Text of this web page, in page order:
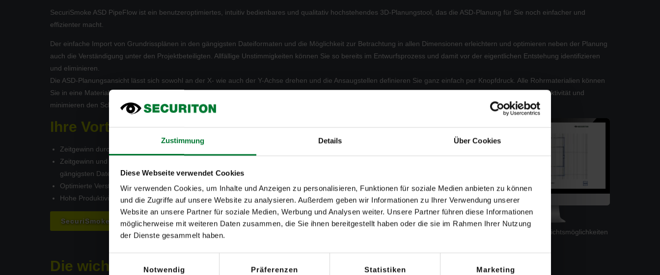
Zustimmung Details Über Cookies
Diese Webseite verwendet Cookies
Wir verwenden Cookies, um Inhalte und Anzeigen zu personalisieren, Funktionen für soziale Medien anbieten zu können
und die Zugriffe auf unsere Website zu analysieren. Außerdem geben wir Informationen zu Ihrer Verwendung unserer
Website an unsere Partner für soziale Medien, Werbung und Analysen weiter. Unsere Partner führen diese Informationen
möglicherweise mit weiteren Daten zusammen, die Sie ihnen bereitgestellt haben oder die sie im Rahmen Ihrer Nutzung
der Dienste gesammelt haben.
Notwendig
Präferenzen Statistiken Marketing
SecuriSmoke ASD PipeFlow ist ein benutzeroptimiertes, intuitiv bedienbares und qualitativ hochstehendes 3D-Planungstool, das die ASD-Planung für Sie noch einfacher und
effizienter macht.
Der einfache Import von Grundrissplänen in den gängigsten Dateiformaten und die Möglichkeit zur Betrachtung in allen Dimensionen erleichtern und optimieren neben der Planung
auch die Verständigung unter den Projektbeteiligten. Allfällige Unstimmigkeiten können Sie so bereits im Entwurfsprozess und damit vor der eigentlichen Entstehung identifizieren
und eliminieren.
Die ASD-Planungsansicht lässt sich sowohl an der X- wie auch der Y-Achse drehen und die Ansaugstellen definieren Sie ganz einfach per Knopfdruck. Alle Rohrmaterialien können
Sie in eine Materialliste exportieren und alle Ansichten für Ihren Projektbericht individuell anpassen. Die intuitiven Benutzeroberflächen steigern zudem Ihre Produktivität und
minimieren den Schulungsaufwand.
Ihre Vorteile:
Zeitgewinn durch geringen Schulungsaufwand
Zeitgewinn und Sicherheit dank einfachem Import von Grundrissplänen in den
gängigsten Dateiformaten
Optimierte Verständigung unterden Projektbeteiligten und Fehlerminimierung
Hohe Produktivität dank intuitiver Benutzeroberflächen VdS-anerkannte Software
SecuriSmoke ASD 2000 entdecken
Individualisierbare Ansichtsmöglichkeiten
Die wichtigsten Funktionen